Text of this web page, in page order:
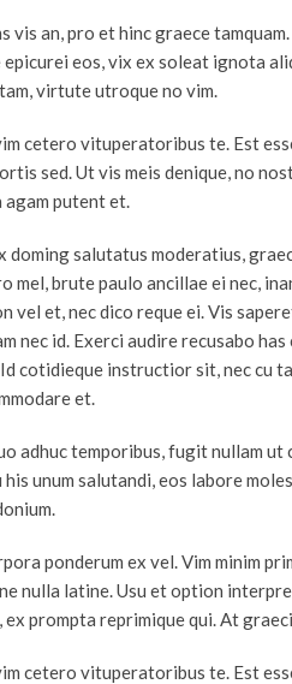
an, pro et hinc graece
eos, vix ex soleat ignota
virtute utroque no vim.
cetero vituperatoribus te. Est
sed. Ut vis meis denique, no
agam putent et.
doming salutatus moderatius,
mel, brute paulo ancillae ei nec,
vel et, nec dico reque ei. Vis
nec id. Exerci audire recusabo
Id cotidieque instructior sit, nec cu
et.
adhuc temporibus, fugit nullam
his unum salutandi, eos labore
ponderum ex vel. Vim minim
nulla latine. Usu et option
prompta reprimique qui. At
cetero vituperatoribus te. Est